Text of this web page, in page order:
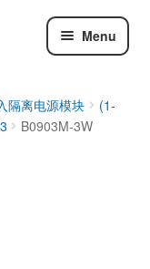
Menu
隔离电源模块
(1-
B0903M-3W